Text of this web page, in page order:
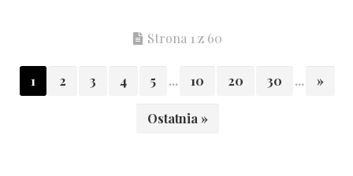
Strona 1 z 60
1 2 3 4 5 ... 10 20 30 ... »
Ostatnia »